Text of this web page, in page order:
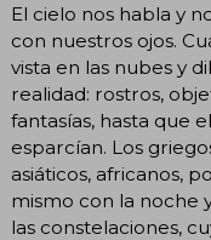
El cielo nos habla y
con nuestros ojos.
vista en las nubes y
realidad: rostros,
fantasías, hasta que
esparcían. Los
asiáticos, africanos,
mismo con la noche
las constelaciones,